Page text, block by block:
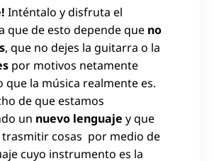
Inténtalo y disfruta el
que de esto depende que no
, que no dejes la guitarra o la
por motivos netamente
que la música realmente es.
de que estamos
un nuevo lenguaje y que
trasmitir cosas por medio de
cuyo instrumento es la